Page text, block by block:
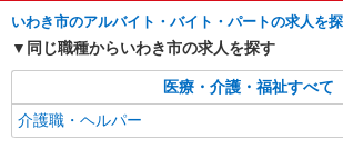
やすいエリアなど、お好きな
い！！
キープ
株式会社kotrio /●SD-H-1993189
いわき市｜サ高住STAFF
いわき市のアルバイト・バイト・パートの求人を
同じ職種からいわき市の求人を探す
医療・介護・福祉すべて
介護職・ヘルパー